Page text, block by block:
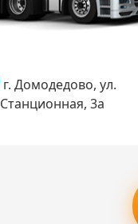
г. Домодедово, ул.
Станционная, 3а